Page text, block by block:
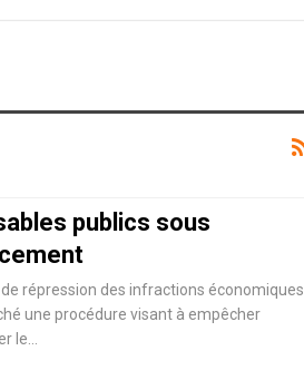
publics sous
répression des infractions économiques
une procédure visant à empêcher
le…